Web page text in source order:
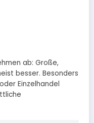
ab: Große,
besser. Besonders
Einzelhandel